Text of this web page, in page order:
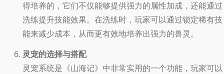
得培养的，它们不仅能够提供强力的属性加成，还能通过
洗练提升技能效果。在洗练时，玩家可以通过锁定稀有技
能来减少成本，从而更有效地培养出强力的兽灵。
灵宠的选择与搭配
灵宠系统是《山海记》中非常实用的一个功能，玩家可以